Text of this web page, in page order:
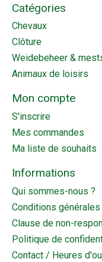
Catégories
Chevaux
Clôture
Weidebeheer &
Animaux de loisirs
Mon compte
S'inscrire
Mes commandes
Ma liste de souhaits
Informations
Qui sommes-nous ?
Conditions générales
Clause de non-
Politique de
Contact / Heures